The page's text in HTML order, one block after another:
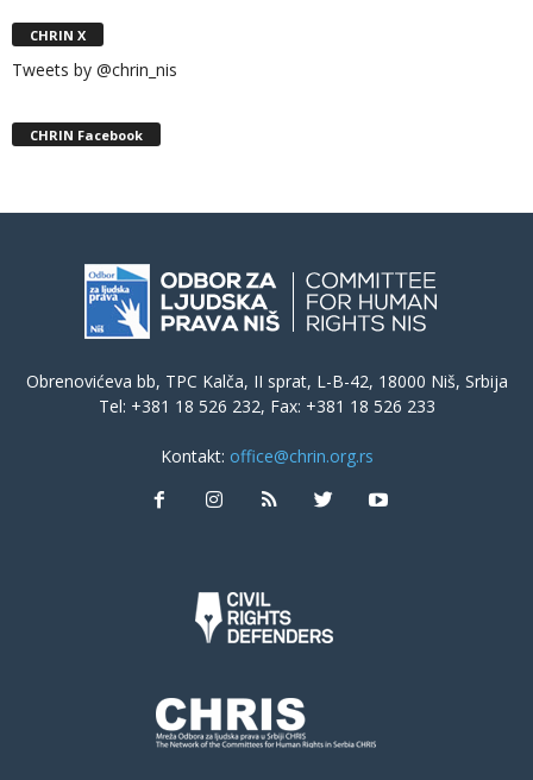
CHRIN X
Tweets by @chrin_nis
CHRIN Facebook
Obrenovićeva bb, TPC Kalča, II sprat, L-B-42, 18000 Niš, Srbija
Tel: +381 18 526 232, Fax: +381 18 526 233
Kontakt: office@chrin.org.rs